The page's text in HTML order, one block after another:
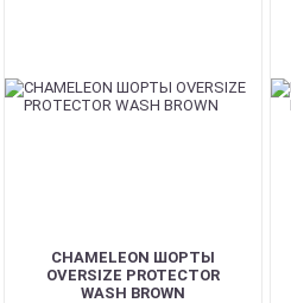
CHAMELEON ШОРТЫ
OVERSIZE PROTECTOR
WASH BROWN